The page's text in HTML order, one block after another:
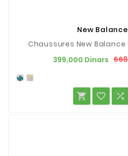
New
Chaussures New Balance
399,000 Dinars
  